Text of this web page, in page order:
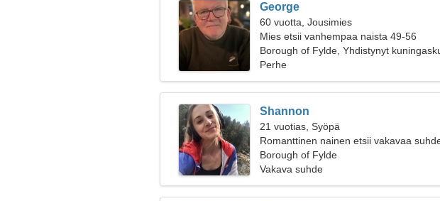
George
60 vuotta, Jousimies
Mies etsii vanhempaa naista 49-56
Borough of Fylde, Yhdistynyt
Perhe
Shannon
21 vuotias, Syöpä
Romanttinen nainen etsii vakavaa
Borough of Fylde
Vakava suhde